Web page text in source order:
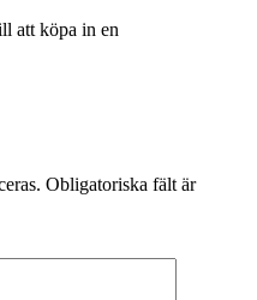
att köpa in en
Obligatoriska fält är